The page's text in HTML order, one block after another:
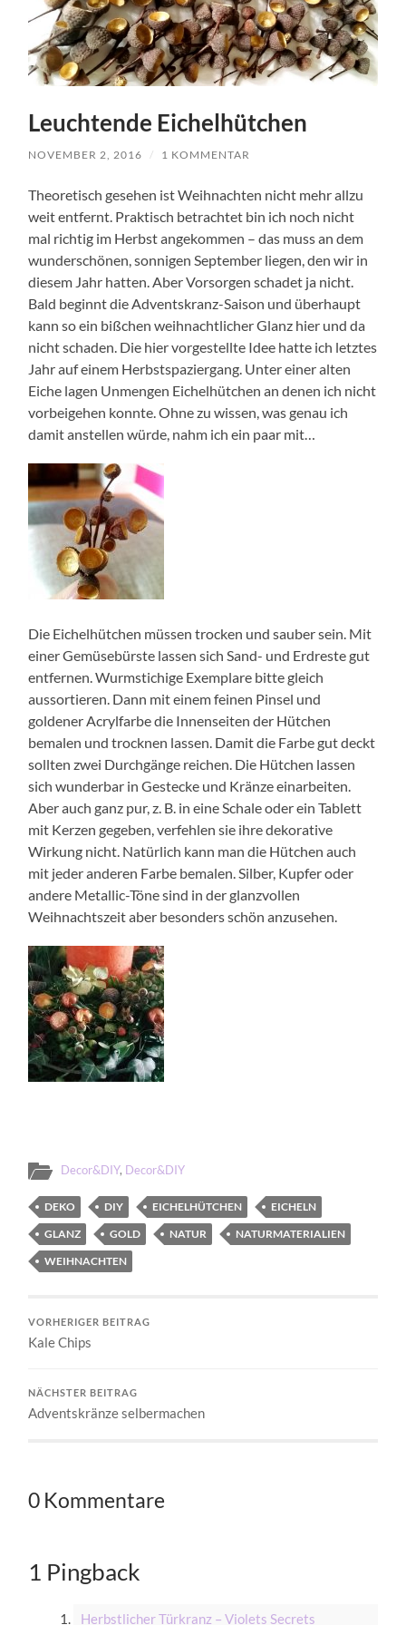
Leuchtende Eichelhütchen
NOVEMBER 2, 2016 / 1 KOMMENTAR
Theoretisch gesehen ist Weihnachten nicht mehr allzu
weit entfernt. Praktisch betrachtet bin ich noch nicht
mal richtig im Herbst angekommen – das muss an dem
wunderschönen, sonnigen September liegen, den wir in
diesem Jahr hatten. Aber Vorsorgen schadet ja nicht.
Bald beginnt die Adventskranz-Saison und überhaupt
kann so ein bißchen weihnachtlicher Glanz hier und da
nicht schaden. Die hier vorgestellte Idee hatte ich letztes
Jahr auf einem Herbstspaziergang. Unter einer alten
Eiche lagen Unmengen Eichelhütchen an denen ich nicht
vorbeigehen konnte. Ohne zu wissen, was genau ich
damit anstellen würde, nahm ich ein paar mit…
Die Eichelhütchen müssen trocken und sauber sein. Mit
einer Gemüsebürste lassen sich Sand- und Erdreste gut
entfernen. Wurmstichige Exemplare bitte gleich
aussortieren. Dann mit einem feinen Pinsel und
goldener Acrylfarbe die Innenseiten der Hütchen
bemalen und trocknen lassen. Damit die Farbe gut deckt
sollten zwei Durchgänge reichen. Die Hütchen lassen
sich wunderbar in Gestecke und Kränze einarbeiten.
Aber auch ganz pur, z. B. in eine Schale oder ein Tablett
mit Kerzen gegeben, verfehlen sie ihre dekorative
Wirkung nicht. Natürlich kann man die Hütchen auch
mit jeder anderen Farbe bemalen. Silber, Kupfer oder
andere Metallic-Töne sind in der glanzvollen
Weihnachtszeit aber besonders schön anzusehen.
Decor&DIY, Decor&DIY
DEKO DIY EICHELHÜTCHEN
EICHELN
GLANZ
GOLD NATUR
NATURMATERIALIEN
WEIHNACHTEN
VORHERIGER BEITRAG
Kale Chips
NÄCHSTER BEITRAG
Adventskränze selbermachen
0 Kommentare
1 Pingback
Herbstlicher Türkranz – Violets Secrets